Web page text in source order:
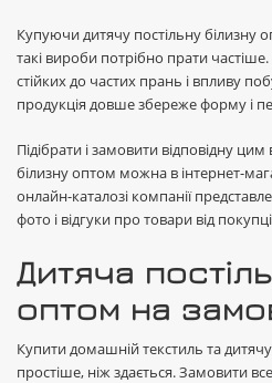
Купуючи дитячу постільну білизну
такі вироби потрібно прати
стійких до частих прань і впливу
продукція довше збереже форму і
Підібрати і замовити відповідну
білизну оптом можна в інтернет-
онлайн-каталозі компанії
фото і відгуки про товари від
Дитяча
оптом на
Купити домашній текстиль та
простіше, ніж здається. Замовити